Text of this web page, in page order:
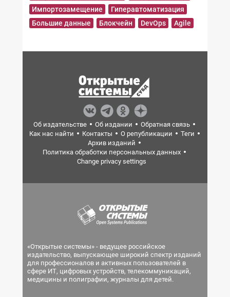
Импортозамещение
Гиперавтоматизация
Большие данные
Блокчейн DevOps Agile
Об издательстве Об издании
Обратная связь
Как нас найти
Контакты О републикации
Теги
Архив изданий
Политика обработки персональных данных
Change privacy settings
«Открытые системы» - ведущее российское
издательство, выпускающее широкий спектр изданий
для профессионалов и активных пользователей в
сфере ИТ, цифровых устройств, телекоммуникаций,
медицины и полиграфии, журналы для детей.